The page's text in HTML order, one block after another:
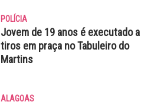
POLÍCIA
Jovem de 19 anos é executado a
tiros em praça no Tabuleiro do
Martins
ALAGOAS